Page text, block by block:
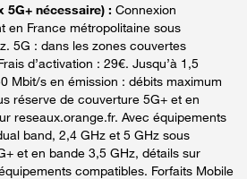
5G+ nécessaire) : Connexion
en France métropolitaine sous
5G : dans les zones couvertes
d’activation : 29€. Jusqu’à 1,5
Mbit/s en émission : débits maximum
réserve de couverture 5G+ et en
reseaux.orange.fr. Avec équipements
band, 2,4 GHz et 5 GHz sous
et en bande 3,5 GHz, détails sur
compatibles. Forfaits Mobile